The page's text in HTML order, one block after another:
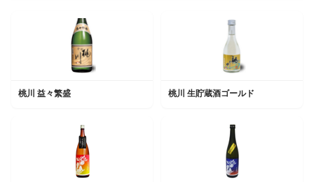
桃川 益々繁盛 桃川 生貯蔵酒ゴールド